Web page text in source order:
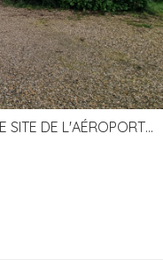
A LOUER BUREAUX DE 301M2 SUR LE SITE DE L'AÉROPORT AGEN LA GARENNE